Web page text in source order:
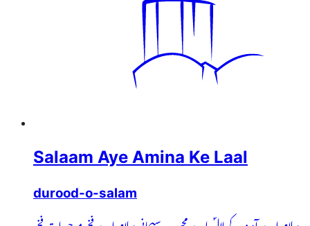
Salaam Aye Amina Ke Laal
durood-o-salam